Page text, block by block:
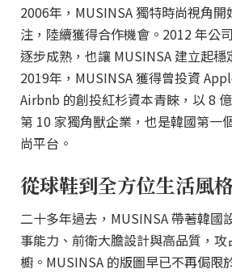
2006年，MUSINSA 獨特時尚視角
注，陸續獲得合作機會。2012 年公
逐步成熟，也讓 MUSINSA 建立起穩
2019年，MUSINSA 獲得曾投資
Airbnb 的創投紅杉資本青睞，以 8
第 10 家獨角獸企業，也是韓國第一
尚平台。
從球鞋到全方位生活風
二十多年過去，MUSINSA 帶著韓國
事能力、前衛大膽設計與高品質，
櫥。MUSINSA 的版圖早已不再侷限